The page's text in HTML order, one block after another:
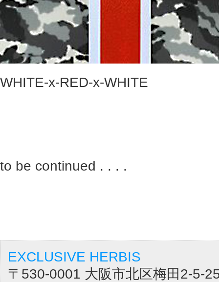
WHITE-x-RED-x-WHITE
to be continued . . . .
EXCLUSIVE HERBIS
〒530-0001 大阪市北区梅田2-5-